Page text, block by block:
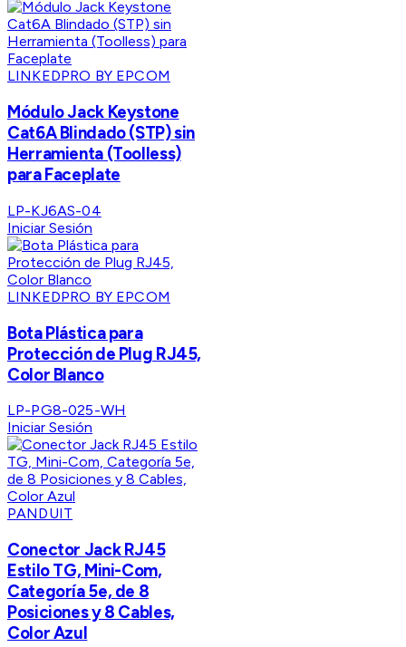
LINKEDPRO BY EPCOM
Módulo Jack Keystone
Cat6A Blindado (STP) sin
Herramienta (Toolless)
para Faceplate
LP-KJ6AS-04
Iniciar Sesión
LINKEDPRO BY EPCOM
Bota Plástica para
Protección de Plug RJ45,
Color Blanco
LP-PG8-025-WH
Iniciar Sesión
PANDUIT
Conector Jack RJ45
Estilo TG, Mini-Com,
Categoría 5e, de 8
Posiciones y 8 Cables,
Color Azul